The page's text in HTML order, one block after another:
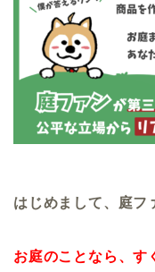
はじめまして、庭フ
お庭のことなら、す